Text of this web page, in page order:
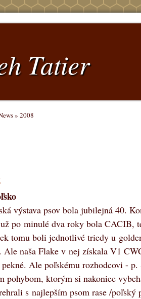
Tatier
» 2008
výstava psov bola jubilejná 40.
po minulé dva roky bola CACIB,
tomu boli jednotlivé triedy u
Ale naša Flake v nej získala V1
Ale poľskému rozhodcovi -
pohybom, ktorým si nakoniec
s najlepším psom rase /poľský